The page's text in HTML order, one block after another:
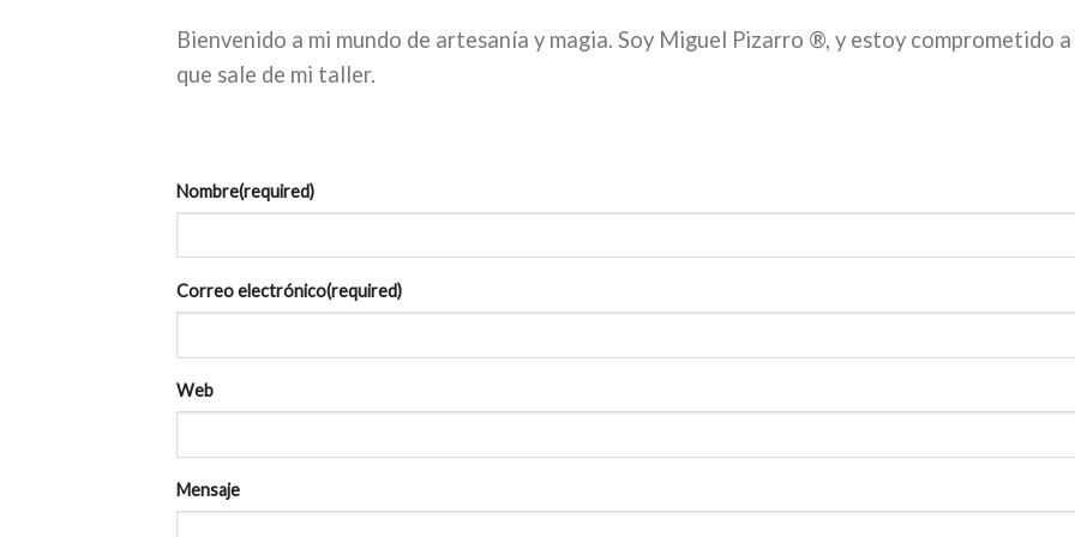
Bienvenido a mi mundo de artesanía y magia. Soy Miguel Pizarro ®, y estoy comprometido
que sale de mi taller.
Nombre(required)
Correo electrónico(required)
Web
Mensaje